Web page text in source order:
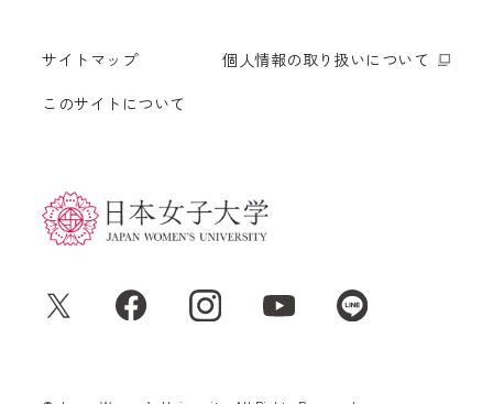
サイトマップ
このサイトについて
個人情報の取り扱いについて